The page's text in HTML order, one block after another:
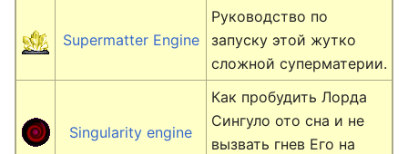
Supermatter Engine
Руководство по
запуску этой жутко
сложной суперматерии.
Singularity engine
Как пробудить Лорда
Сингуло ото сна и не
вызвать гнев Его на